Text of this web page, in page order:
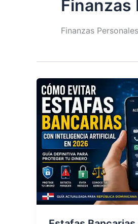
Finanzas
Finanzas Personales